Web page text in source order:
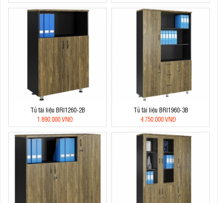
Tủ tài liệu BRI1260-2B
1.890.000 VNĐ
Tủ tài liệu BRI1960-3B
4.750.000 VNĐ